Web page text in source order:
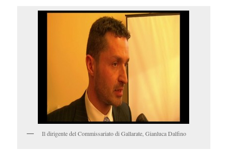
Il dirigente del Commissariato di Gallarate, Gianluca Dalfino